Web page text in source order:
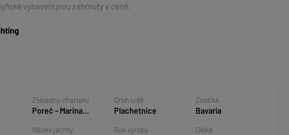
vybavení jsou zahrnuty v ceně.
Základny charteru
Poreč – Marina
Druh lodě
Plachetnice
Značka
Bavaria
Název jachty Rok výroby Délka